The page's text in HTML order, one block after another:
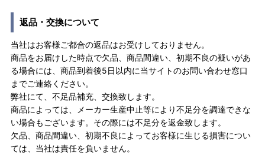
返品・交換について
当社はお客様ご都合の返品はお受けしておりません。
商品をお届けした時点で欠品、商品間違い、初期不良の疑いがあ
る場合には、商品到着後5日以内に当サイトのお問い合わせ窓口
までご連絡ください。
弊社にて、不足品補充、交換致します。
商品によっては、メーカー生産中止等により不足分を調達できな
い場合もございます。その際には不足分を返金致します。
欠品、商品間違い、初期不良によってお客様に生じる損害につい
ては、当社は責任を負いません。